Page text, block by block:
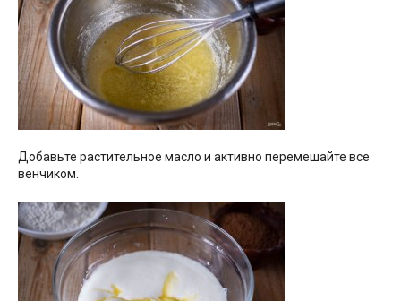
Добавьте растительное масло и активно перемешайте все
венчиком.